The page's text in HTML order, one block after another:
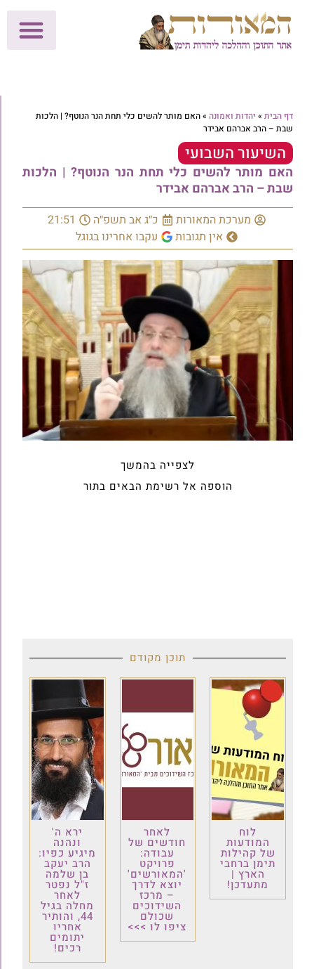
דף הבית » יהדות ואמונה »האם מותר להשים כלי תחת הנר הנוטף? | הלכות
שבת – הרב אברהם אבידר
השיעור השבועי
האם מותר להשים כלי תחת הנר הנוטף? | הלכות
שבת – הרב אברהם אבידר
מערכת המאורות כ״ג אב תשפ״ה
21:51
אין תגובות
עקבו אחרינו בגוגל
לצפייה בהמשך
הוספה אל רשימת הבאים בתור
תוכן מקודם
לוח
המודעות
של קהילות
תימן ברחבי
הארץ |
מתעדכן!
לאחר
חודשים של
עבודה:
פרויקט
'המאורשים'
יוצא לדרך
– מרכז
השידוכים
שכולם
ציפו לו >>>
ירא ה'
ונהנה
מיגיע כפיו:
הרב יעקב
בן שלמה
ז"ל נפטר
לאחר
מחלה בגיל
44, והותיר
אחריו
יתומים
רכים!